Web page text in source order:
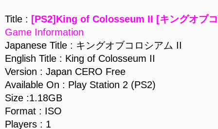
Title : [PS2]King of Colosseum II [キングオブ
Game Information
Japanese Title : キングオブコロシアム II
English Title : King of Colosseum II
Version : Japan CERO Free
Available On : Play Station 2 (PS2)
Size :1.18GB
Format : ISO
Players : 1